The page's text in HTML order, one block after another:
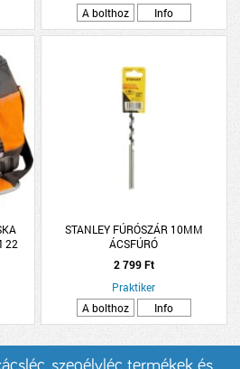
A bolthoz
Info
22
STANLEY FÚRÓSZÁR 10MM
ÁCSFÚRÓ
2 799 Ft
Praktiker
A bolthoz
Info
szegélyléc termékek és